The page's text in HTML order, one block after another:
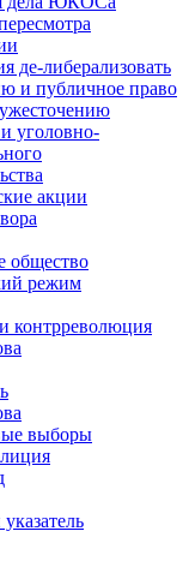
де-либерализовать
и публичное право
уголовно-
акции
общество
режим
контрреволюция
выборы